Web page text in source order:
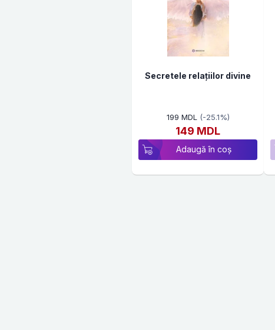
Secretele relațiilor divine
199 MDL (-25.1%)
149 MDL
Adaugă în coș